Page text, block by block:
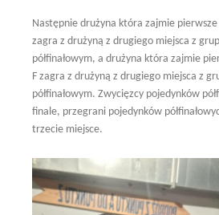
Następnie drużyna która zajmie
zagra z drużyną z drugiego miejsca z
półfinałowym, a drużyna która zajmie
F zagra z drużyną z drugiego miejsca z
półfinałowym. Zwycięzcy pojedynków
finale, przegrani pojedynków
trzecie miejsce.